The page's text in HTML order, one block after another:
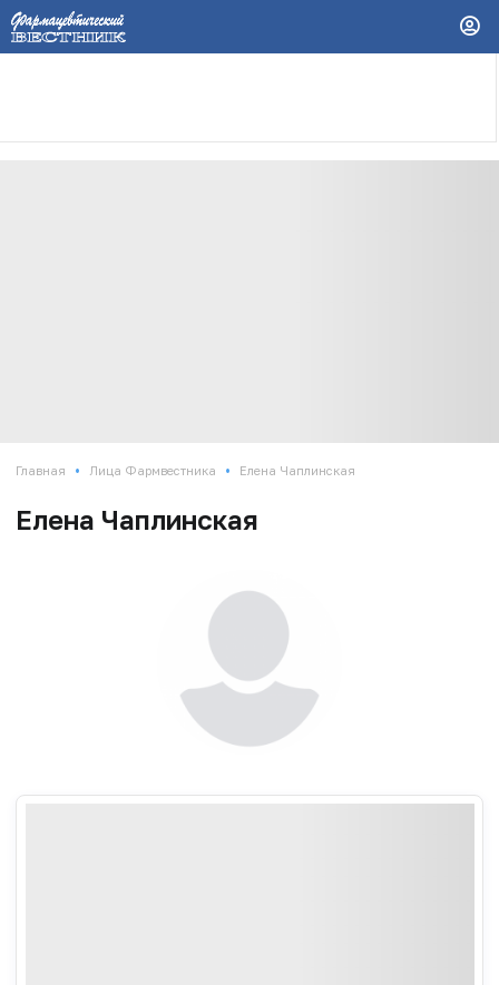
Главная • Лица Фармвестника • Елена Чаплинская
Елена Чаплинская